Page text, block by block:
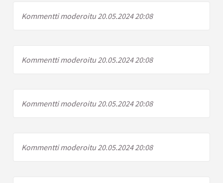
Kommentti moderoitu 20.05.2024 20:08
Kommentti moderoitu 20.05.2024 20:08
Kommentti moderoitu 20.05.2024 20:08
Kommentti moderoitu 20.05.2024 20:08